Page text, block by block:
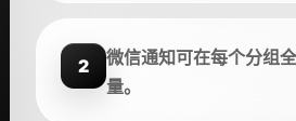
2
微信通知可在每个分组
量。